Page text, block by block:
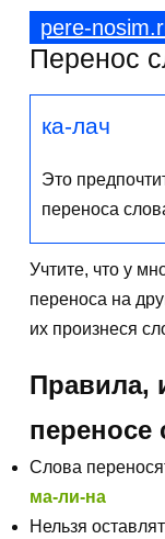
pere-
Перенос
ка-лач
Это
переноса
Учтите, что у
переноса на
их произнеся
Правила,
переносе
Слова
ма-ли-на
Нельзя